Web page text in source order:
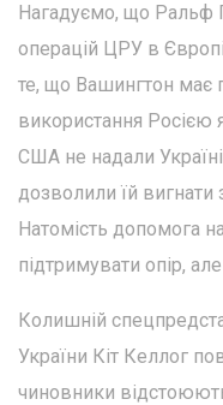
Нагадуємо, що Ральф
операцій ЦРУ в
те, що Вашингтон
використання Росією
США не надали
дозволили їй вигнати
Натомість допомога
підтримувати опір,
Колишній
України Кіт Келлог
чиновники